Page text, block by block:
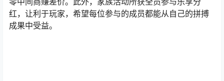
红，让利于玩家，希望每位参与的成员都能从自己的拼搏
成果中受益。